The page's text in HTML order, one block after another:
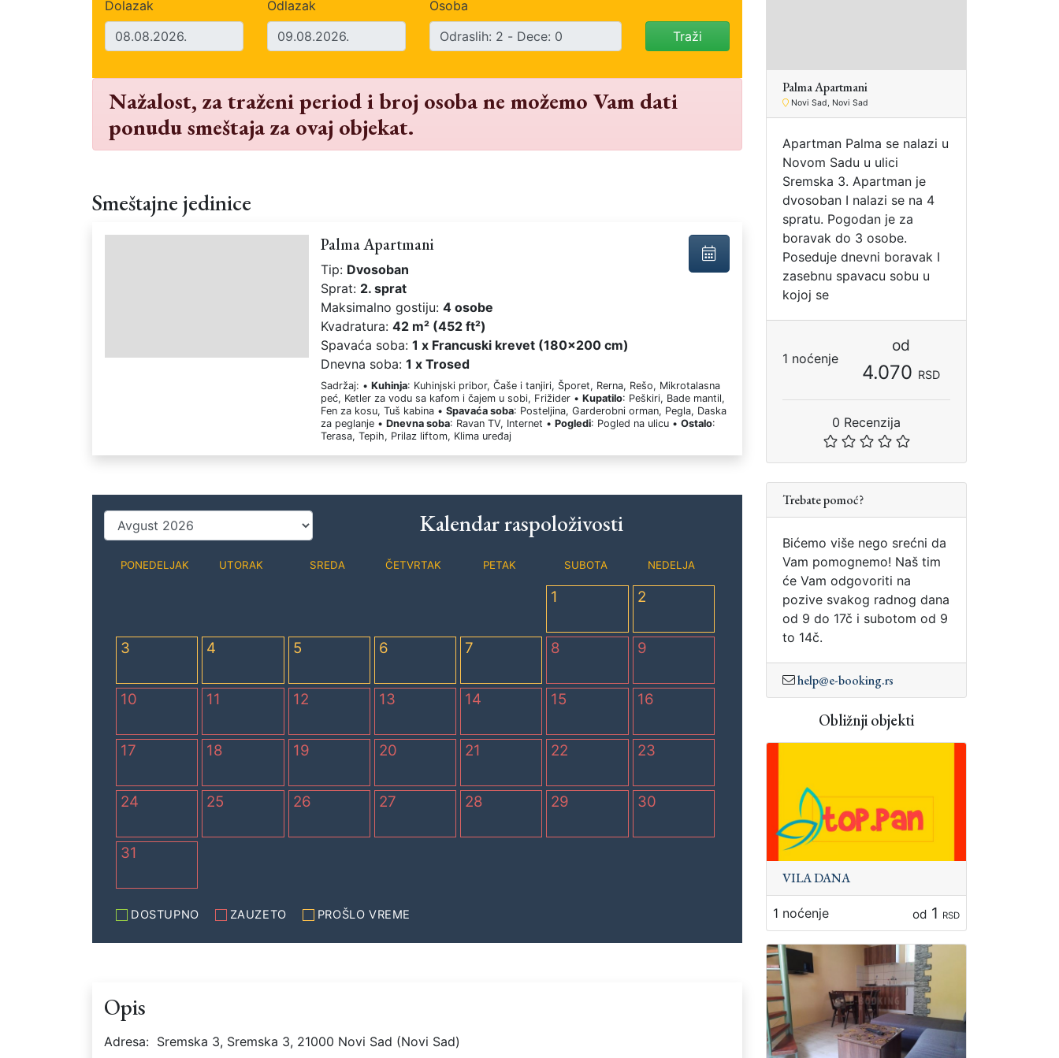
Dolazak Odlazak
Osoba
Traži
Nažalost, za traženi period i broj osoba ne možemo Vam dati
ponudu smeštaja za ovaj objekat.
Smeštajne jedinice
Palma Apartmani
Tip: Dvosoban
Sprat: 2. sprat
Maksimalno gostiju:4 osobe
Kvadratura:42 m² (452 ft²)
Spavaća soba:1 x Francuski krevet (180x200 cm)
Dnevna soba:1 x Trosed
Sadržaj: •Kuhinja: Kuhinjski pribor, Čaše i tanjiri, Šporet, Rerna, Rešo, Mikrotalasna
peć, Ketler za vodu sa kafom i čajem u sobi, Frižider •Kupatilo: Peškiri, Bade mantil,
Fen za kosu, Tuš kabina •Spavaća soba: Posteljina, Garderobni orman, Pegla, Daska
za peglanje •Dnevna soba: Ravan TV, Internet •Pogledi: Pogled na ulicu •Ostalo:
Terasa, Tepih, Prilaz liftom, Klima uređaj
Kalendar raspoloživosti
PONEDELJAK UTORAK SREDA ČETVRTAK PETAK SUBOTA NEDELJA
1 2
3 4 5 6 7 8 9
10 11 12 13 14 15 16
17 18 19 20 21 22 23
24 25 26 27 28 29 30
31
DOSTUPNO ZAUZETO PROŠLO VREME
Opis
Adresa: Sremska 3, Sremska 3, 21000 Novi Sad (Novi Sad)
Palma Apartmani
Novi Sad, Novi Sad
Apartman Palma se nalazi u
Novom Sadu u ulici
Sremska 3. Apartman je
dvosoban I nalazi se na 4
spratu. Pogodan je za
boravak do 3 osobe.
Poseduje dnevni boravak I
zasebnu spavacu sobu u
kojoj se
1 noćenje
od
4.070 RSD
0 Recenzija
Trebate pomoć?
Bićemo više nego srećni da
Vam pomognemo! Naš tim
će Vam odgovoriti na
pozive svakog radnog dana
od 9 do 17č i subotom od 9
to 14č.
help@e-booking.rs
Obližnji objekti
VILA DANA
1 noćenje od 1 RSD